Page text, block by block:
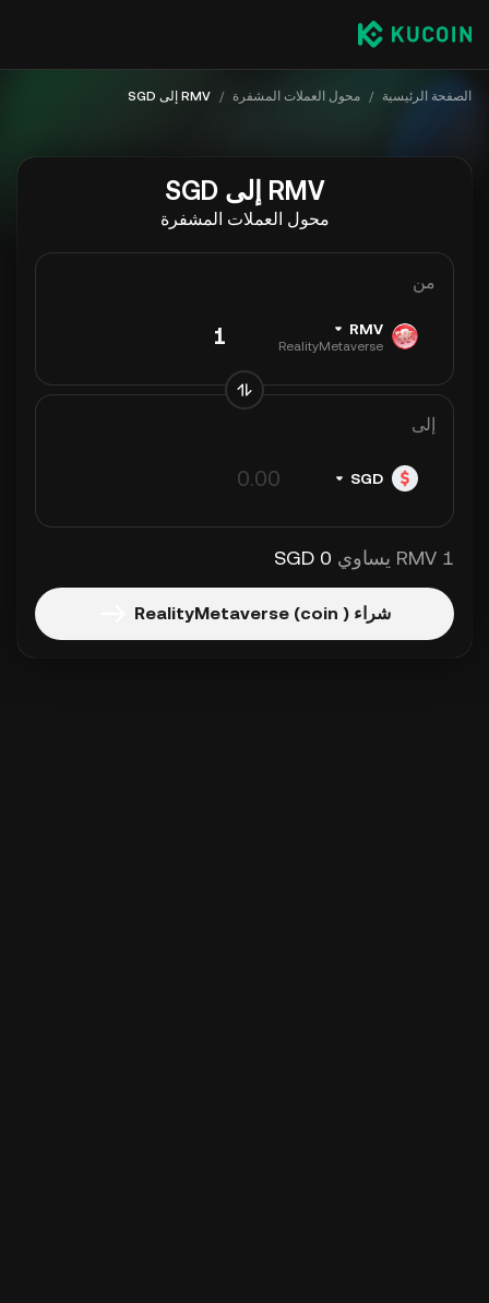
الصفحة الرئيسية / محول العملات المشفرة / RMV إلى SGD
RMV إلى SGD
محول العملات المشفرة
من
RMV
RealityMetaverse
إلى
SGD
1 RMV يساوي 0 SGD
شراء RealityMetaverse (coin )